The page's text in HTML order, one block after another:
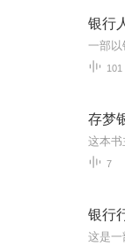
银行
101
存梦
7
银行